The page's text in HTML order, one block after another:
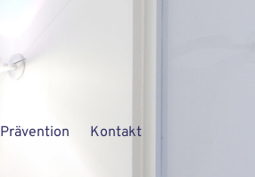
Prävention Kontakt